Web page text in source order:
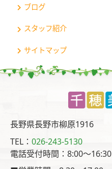
ブログ
スタッフ紹介
サイトマップ
長野県長野市柳原1916
TEL： 026-243-5130
電話受付時間：8:00〜16:30